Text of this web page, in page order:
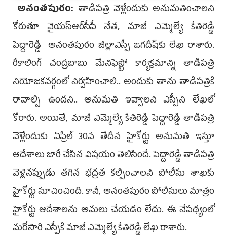
అనంతపురం: తాడిపత్రి వెళ్లేందుకు అనుమ‌తించాల‌ని
కోరుతూ వైయ‌స్ఆర్‌సీపీ నేత‌, మాజీ ఎమ్మెల్యే కేతిరెడ్డి
పెద్దారెడ్డి అనంత‌పురం జిల్లాఎస్పీ జగదీష్‌కు లేఖ రాశారు.
రీకాలింగ్ చంద్రబాబు మేనిఫెస్టో కార్యక్రమాన్ని తాడిపత్రి
నియోజకవర్గంలో నిర్వహించాలి.. అందుకు తాను తాడిపత్రికి
రావాల్సి ఉందని.. అనుమతి ఇవ్వాలని ఎస్పీని లేఖలో
కోరారు. అయితే, మాజీ ఎమ్మెల్యే కేతిరెడ్డి పెద్దారెడ్డి తాడిపత్రి
వెళ్లేందుకు ఏప్రిల్ 30వ తేదీన హైకోర్టు అనుమతి ఇస్తూ
ఆదేశాలు జారీ చేసిన విషయం తెలిసిందే. పెద్దారెడ్డి తాడిపత్రి
వెళ్లినప్పుడు తగిన భద్రత కల్పించాలని పోలీసు శాఖకు
హైకోర్టు సూచించింది. కానీ, అనంతపురం పోలీసులు మాత్రం
హైకోర్టు ఆదేశాలను అమలు చేయడం లేదు. ఈ నేపథ్యంలో
మరోసారి ఎస్పీకి మాజీ ఎమ్మెల్యే కేతిరెడ్డి లేఖ రాశారు.